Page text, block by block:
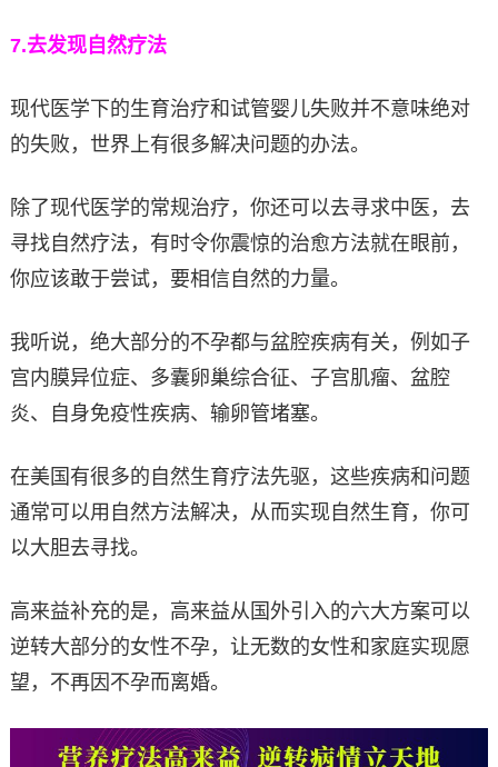
7.去发现自然疗法
现代医学下的生育治疗和试管婴儿失败并不意味绝对
的失败，世界上有很多解决问题的办法。
除了现代医学的常规治疗，你还可以去寻求中医，去
寻找自然疗法，有时令你震惊的治愈方法就在眼前，
你应该敢于尝试，要相信自然的力量。
我听说，绝大部分的不孕都与盆腔疾病有关，例如子
宫内膜异位症、多囊卵巢综合征、子宫肌瘤、盆腔
炎、自身免疫性疾病、输卵管堵塞。
在美国有很多的自然生育疗法先驱，这些疾病和问题
通常可以用自然方法解决，从而实现自然生育，你可
以大胆去寻找。
高来益补充的是，高来益从国外引入的六大方案可以
逆转大部分的女性不孕，让无数的女性和家庭实现愿
望，不再因不孕而离婚。